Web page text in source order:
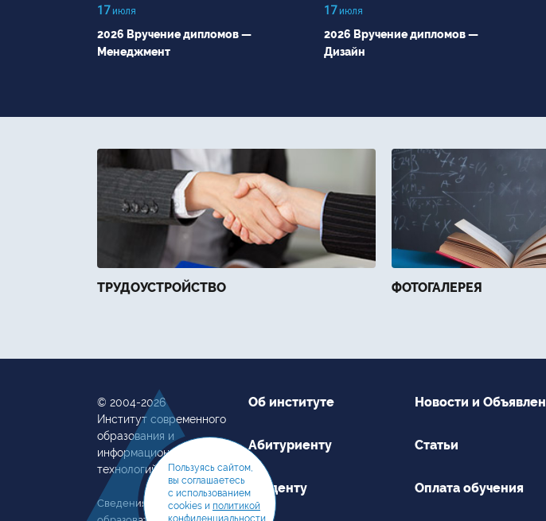
17 июля
2026 Вручение дипломов —
Менеджмент
17 июля
2026 Вручение дипломов —
Дизайн
ТРУДОУСТРОЙСТВО ФОТОГАЛЕРЕЯ
Об институте
Абитуриенту
Студенту
Новости и
Статьи
Оплата обучения
© 2004-2026
Институт современного
образования и
информационных
технологий
Сведения об
Пользуясь сайтом,
вы соглашаетесь
с использованием
cookies и политикой
конфиденциальности